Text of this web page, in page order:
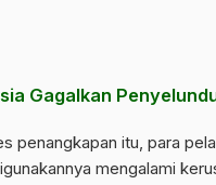
Gagalkan
penangkapan itu, para
mengalami